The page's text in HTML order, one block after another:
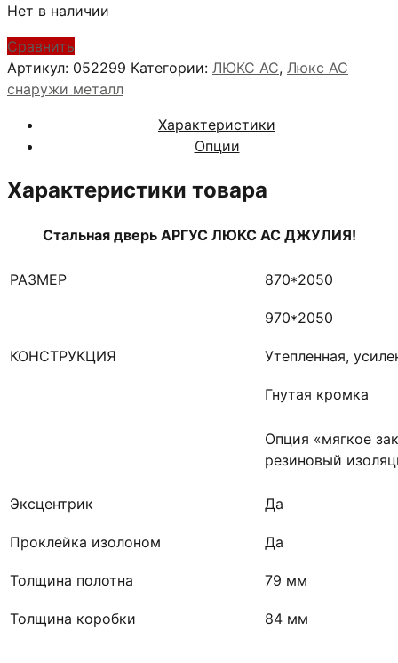
Нет в наличии
Сравнить
Артикул: 052299 Категории: ЛЮКС АС, Люкс АС
снаружи металл
Характеристики
Опции
Характеристики товара
Стальная дверь АРГУС ЛЮКС АС ДЖУЛИЯ!
РАЗМЕР 870*2050
970*2050
КОНСТРУКЦИЯ Утепленная,
Гнутая кромка
Опция «мягкое
резиновый
Эксцентрик Да
Проклейка изолоном Да
Толщина полотна 79 мм
Толщина коробки 84 мм